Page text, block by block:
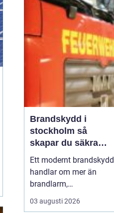
många som sökeren
spansk restaurang
stockholm är
upplevelsen lika vik...
Brandskydd i
stockholm så
skapar du säkra
byggnader på riktigt
Ett modernt brandskydd
handlar om mer än
brandlarm,
utrymningsplaner och
röda brandsläckare på
03 augusti 2026